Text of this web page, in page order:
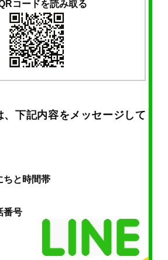
コードを読み取る
、下記内容をメッセージして
ちと時間帯
番号